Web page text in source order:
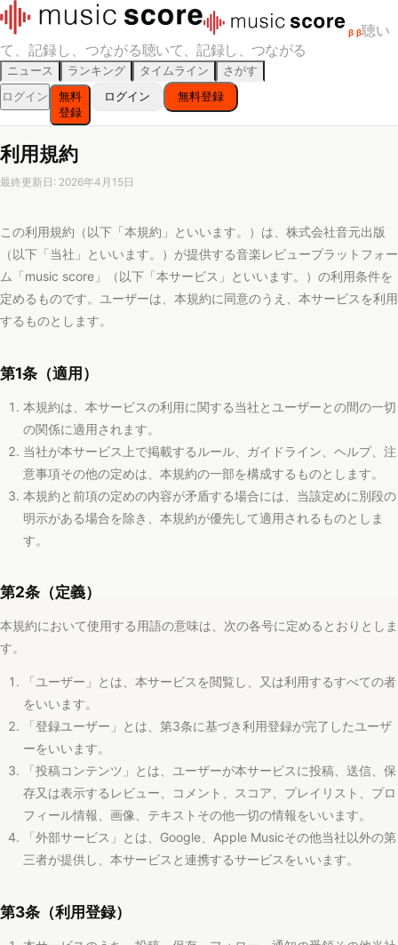
β β聴い
て、記録し、つながる聴いて、記録し、つながる
ニュース ランキング タイムライン
さがす
ログイン
無料
登録
ログイン 無料登録
利用規約
最終更新日: 2026年4月15日
（以下「当社」といいます。）が提供する音楽レビュープラットフォー
ム「music score」（以下「本サービス」といいます。）の利用条件を
定めるものです。ユーザーは、本規約に同意のうえ、本サービスを利用
するものとします。
本規約は、本サービスの利用に関する当社とユーザーとの間の一切
当社が本サービス上で掲載するルール、ガイドライン、ヘルプ、注
意事項その他の定めは、本規約の一部を構成するものとします。
本規約と前項の定めの内容が矛盾する場合には、当該定めに別段の
明示がある場合を除き、本規約が優先して適用されるものとしま
す。
第2条（定義）
す。
「ユーザー」とは、本サービスを閲覧し、又は利用するすべての者
「登録ユーザー」とは、第3条に基づき利用登録が完了したユーザ
「投稿コンテンツ」とは、ユーザーが本サービスに投稿、送信、保
存又は表示するレビュー、コメント、スコア、プレイリスト、プロ
フィール情報、画像、テキストその他一切の情報をいいます。
「外部サービス」とは、Google、Apple Musicその他当社以外の第
三者が提供し、本サービスと連携するサービスをいいます。
第3条（利用登録）
です。
利用登録を希望する者は、本規約に同意のうえ、真実、正確かつ最